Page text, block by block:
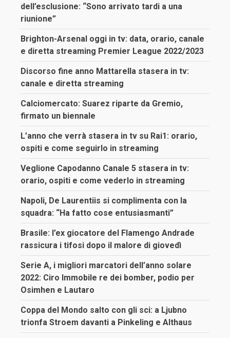
dell’esclusione: “Sono arrivato tardi a una
riunione”
Brighton-Arsenal oggi in tv: data, orario, canale
e diretta streaming Premier League 2022/2023
Discorso fine anno Mattarella stasera in tv:
canale e diretta streaming
Calciomercato: Suarez riparte da Gremio,
firmato un biennale
L’anno che verrà stasera in tv su Rai1: orario,
ospiti e come seguirlo in streaming
Veglione Capodanno Canale 5 stasera in tv:
orario, ospiti e come vederlo in streaming
Napoli, De Laurentiis si complimenta con la
squadra: “Ha fatto cose entusiasmanti”
Brasile: l’ex giocatore del Flamengo Andrade
rassicura i tifosi dopo il malore di giovedì
Serie A, i migliori marcatori dell’anno solare
2022: Ciro Immobile re dei bomber, podio per
Osimhen e Lautaro
Coppa del Mondo salto con gli sci: a Ljubno
trionfa Stroem davanti a Pinkeling e Althaus